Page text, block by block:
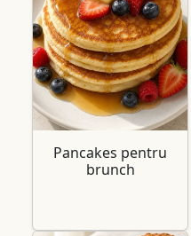
Pancakes pentru
brunch